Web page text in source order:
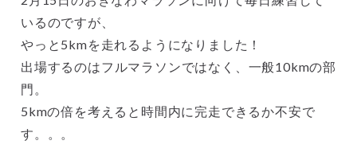
いるのですが、
やっと5kmを走れるようになりました！
出場するのはフルマラソンではなく、一般10kmの部
門。
5kmの倍を考えると時間内に完走できるか不安で
す。。。